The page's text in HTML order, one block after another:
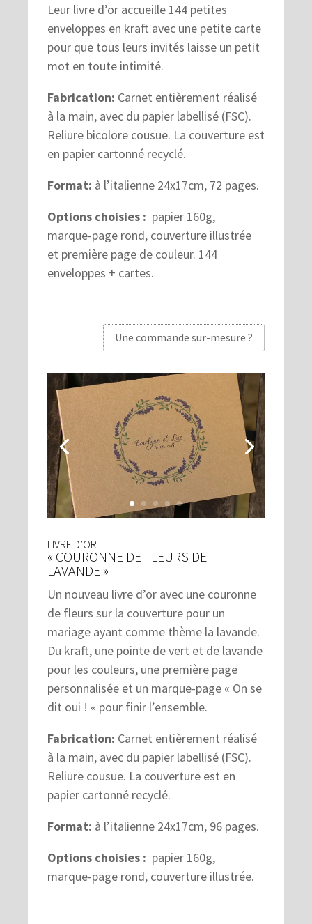
Leur livre d’or accueille 144 petites
enveloppes en kraft avec une petite carte
pour que tous leurs invités laisse un petit
mot en toute intimité.
Fabrication: Carnet entièrement réalisé
à la main, avec du papier labellisé (FSC).
Reliure bicolore cousue. La couverture est
en papier cartonné recyclé.
Format: à l’italienne 24x17cm, 72 pages.
Options choisies : papier 160g,
marque-page rond, couverture illustrée
et première page de couleur. 144
enveloppes + cartes.
Une commande sur-mesure ?
LIVRE D’OR
« COURONNE DE FLEURS DE
LAVANDE »
Un nouveau livre d’or avec une couronne
de fleurs sur la couverture pour un
mariage ayant comme thème la lavande.
Du kraft, une pointe de vert et de lavande
pour les couleurs, une première page
personnalisée et un marque-page « On se
dit oui ! « pour finir l’ensemble.
Fabrication: Carnet entièrement réalisé
à la main, avec du papier labellisé (FSC).
Reliure cousue. La couverture est en
papier cartonné recyclé.
Format: à l’italienne 24x17cm, 96 pages.
Options choisies : papier 160g,
marque-page rond, couverture illustrée.